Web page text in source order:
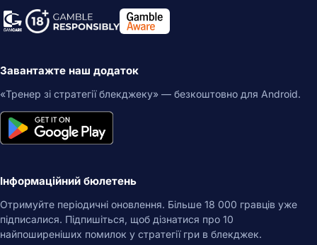
Завантажте наш додаток
«Тренер зі стратегії блекджеку» — безкоштовно для Android.
Інформаційний бюлетень
Отримуйте періодичні оновлення. Більше 18 000 гравців уже
підписалися. Підпишіться, щоб дізнатися про 10
найпоширеніших помилок у стратегії гри в блекджек.